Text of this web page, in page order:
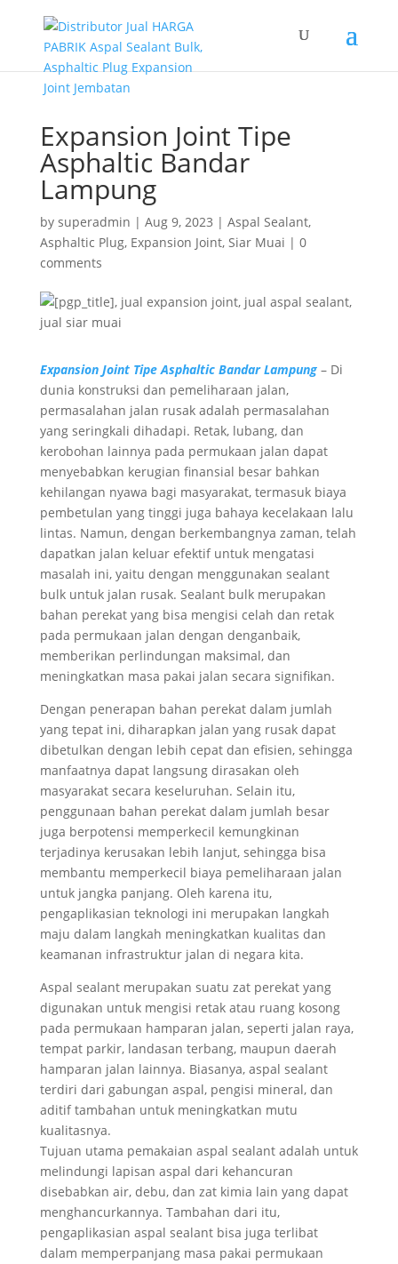
Expansion Joint Tipe
Asphaltic Bandar
Lampung
by superadmin | Aug 9, 2023 | Aspal Sealant,
Asphaltic Plug, Expansion Joint, Siar Muai | 0
comments
Expansion Joint Tipe Asphaltic Bandar Lampung– Di
dunia konstruksi dan pemeliharaan jalan,
permasalahan jalan rusak adalah permasalahan
yang seringkali dihadapi. Retak, lubang, dan
kerobohan lainnya pada permukaan jalan dapat
menyebabkan kerugian finansial besar bahkan
kehilangan nyawa bagi masyarakat, termasuk biaya
pembetulan yang tinggi juga bahaya kecelakaan lalu
lintas. Namun, dengan berkembangnya zaman, telah
dapatkan jalan keluar efektif untuk mengatasi
masalah ini, yaitu dengan menggunakan sealant
bulk untuk jalan rusak. Sealant bulk merupakan
bahan perekat yang bisa mengisi celah dan retak
pada permukaan jalan dengan denganbaik,
memberikan perlindungan maksimal, dan
meningkatkan masa pakai jalan secara signifikan.
Dengan penerapan bahan perekat dalam jumlah
yang tepat ini, diharapkan jalan yang rusak dapat
dibetulkan dengan lebih cepat dan efisien, sehingga
manfaatnya dapat langsung dirasakan oleh
masyarakat secara keseluruhan. Selain itu,
penggunaan bahan perekat dalam jumlah besar
juga berpotensi memperkecil kemungkinan
terjadinya kerusakan lebih lanjut, sehingga bisa
membantu memperkecil biaya pemeliharaan jalan
untuk jangka panjang. Oleh karena itu,
pengaplikasian teknologi ini merupakan langkah
maju dalam langkah meningkatkan kualitas dan
keamanan infrastruktur jalan di negara kita.
Aspal sealant merupakan suatu zat perekat yang
digunakan untuk mengisi retak atau ruang kosong
pada permukaan hamparan jalan, seperti jalan raya,
tempat parkir, landasan terbang, maupun daerah
hamparan jalan lainnya. Biasanya, aspal sealant
terdiri dari gabungan aspal, pengisi mineral, dan
aditif tambahan untuk meningkatkan mutu
kualitasnya.
Tujuan utama pemakaian aspal sealant adalah untuk
melindungi lapisan aspal dari kehancuran
disebabkan air, debu, dan zat kimia lain yang dapat
menghancurkannya. Tambahan dari itu,
pengaplikasian aspal sealant bisa juga terlibat
dalam memperpanjang masa pakai permukaan